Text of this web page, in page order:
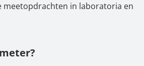
meetopdrachten in laboratoria en